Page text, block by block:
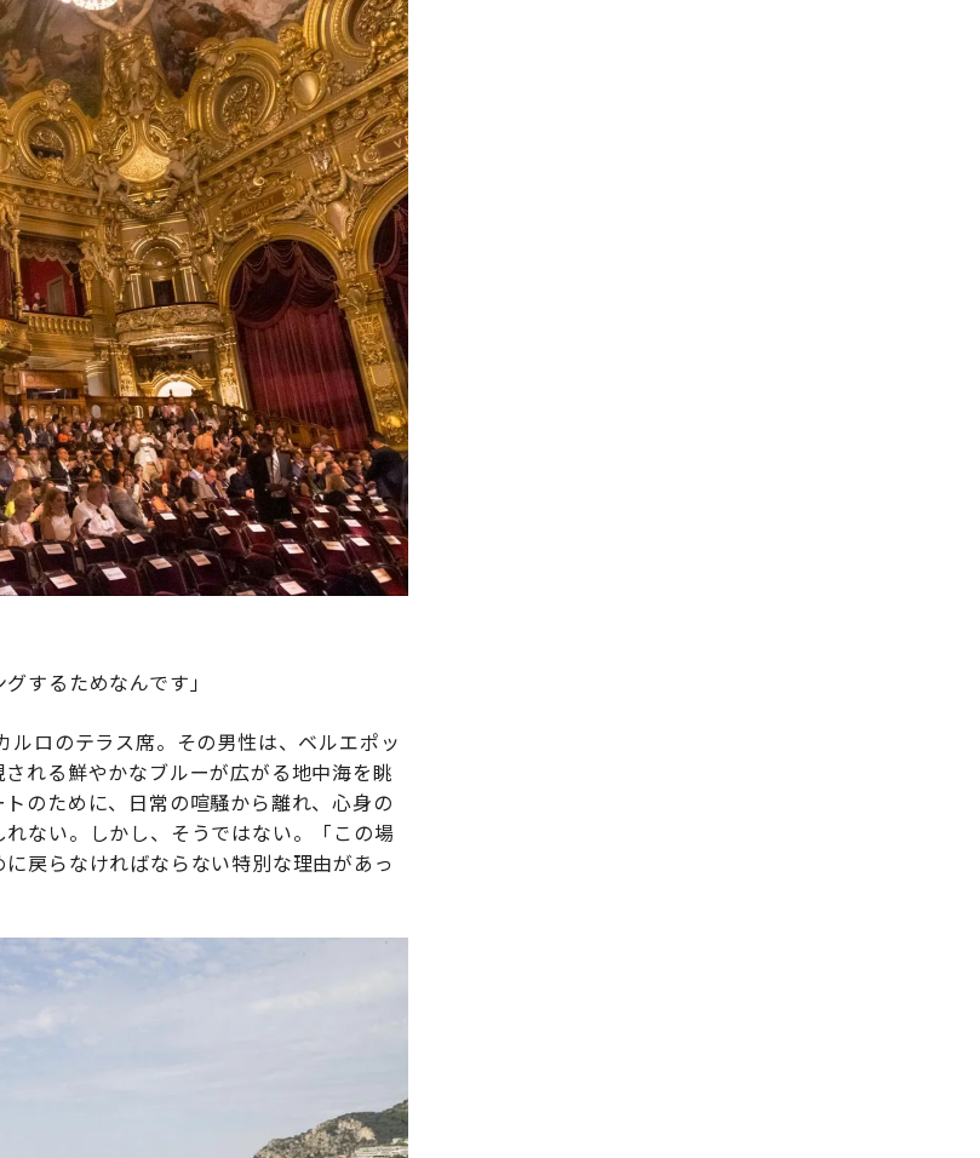
するためなんです」
ロのテラス席。その男性は、ベルエポッ
れる鮮やかなブルーが広がる地中海を眺
のために、日常の喧騒から離れ、心身の
ない。しかし、そうではない。「この場
戻らなければならない特別な理由があっ